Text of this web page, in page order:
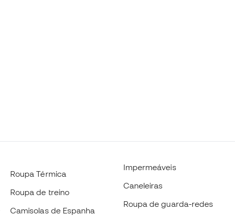
Roupa Térmica
Roupa de treino
Camisolas de Espanha
Impermeáveis
Caneleiras
Roupa de guarda-redes